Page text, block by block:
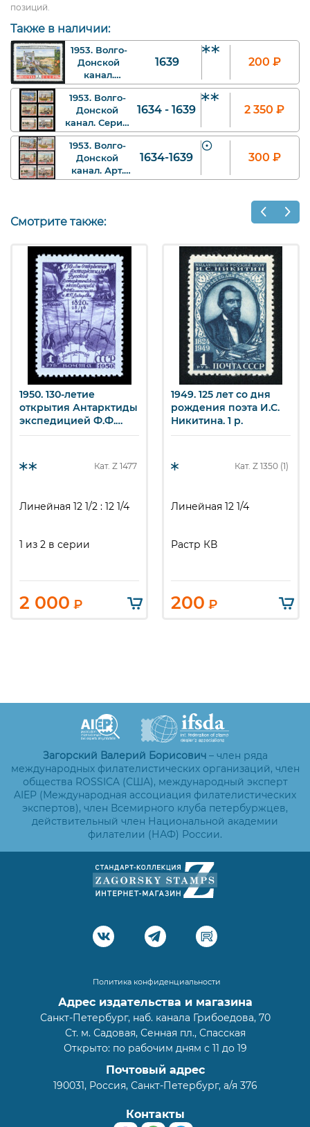
позиций.
Также в наличии:
1953. Волго-
Донской
канал.
Теплоход у
выхода из
первого
шлюза. 1 р.
Арт.
ssr1639_2_gor.
1639 200 ₽
1953. Волго-
Донской
канал. Серия.
Арт. ssr1634-
1639_1.
1634 - 1639 2 350 ₽
1953. Волго-
Донской
канал. Арт.
ssr1634-
1634-1639 300 ₽
Смотрите также:
1950. 130-летие
открытия Антарктиды
экспедицией Ф.Ф.
Беллинсгаузена и М.П.
фоне глобуса и
пейзажа Антарктиды.
Кат. Z 1477
Линейная 12 1/2 : 12 1/4
1 из 2 в серии
2 000 ₽
1949. 125 лет со дня
рождения поэта И.С.
Никитина. 1 р.
Кат. Z 1350 (1)
Линейная 12 1/4
Растр КВ
200 ₽
Загорский Валерий Борисович– член ряда
международных филателистических организаций, член
общества ROSSICA (США), международный эксперт
AIEP (Международная ассоциация филателистических
экспертов), член Всемирного клуба петербуржцев,
действительный член Национальной академии
филателии (НАФ) России.
Политика конфиденциальности
Адрес издательства и магазина
Санкт-Петербург, наб. канала Грибоедова, 70
Ст. м. Садовая, Сенная пл., Спасская
Открыто: по рабочим дням с 11 до 19
Почтовый адрес
190031, Россия, Санкт-Петербург, а/я 376
Контакты